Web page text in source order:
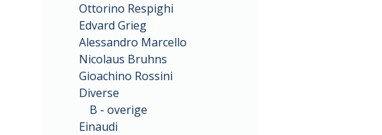
Ottorino Respighi
Edvard Grieg
Alessandro Marcello
Nicolaus Bruhns
Gioachino Rossini
Diverse
B - overige
Einaudi